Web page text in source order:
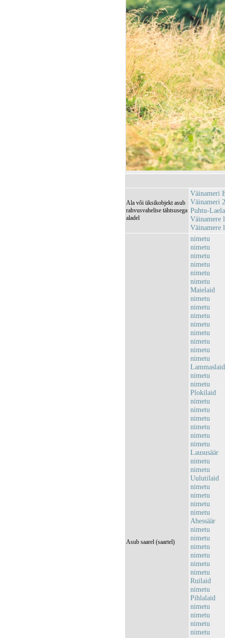
Ala või üksikobjekt asub
rahvusvahelise tähtsusega
aladel
Väinameri
Väinameri
Puhtu-
Väinamere
Väinamere
Asub saarel (saartel)
nimetu
nimetu
nimetu
nimetu
nimetu
nimetu
Maielaid
nimetu
nimetu
nimetu
nimetu
nimetu
nimetu
nimetu
nimetu
Lammaslaid
nimetu
nimetu
Plokilaid
nimetu
nimetu
nimetu
nimetu
nimetu
nimetu
Laususäär
nimetu
nimetu
Uulutilaid
nimetu
nimetu
nimetu
nimetu
Ahessäär
nimetu
nimetu
nimetu
nimetu
nimetu
nimetu
Ruilaid
nimetu
Pihlalaid
nimetu
nimetu
nimetu
nimetu